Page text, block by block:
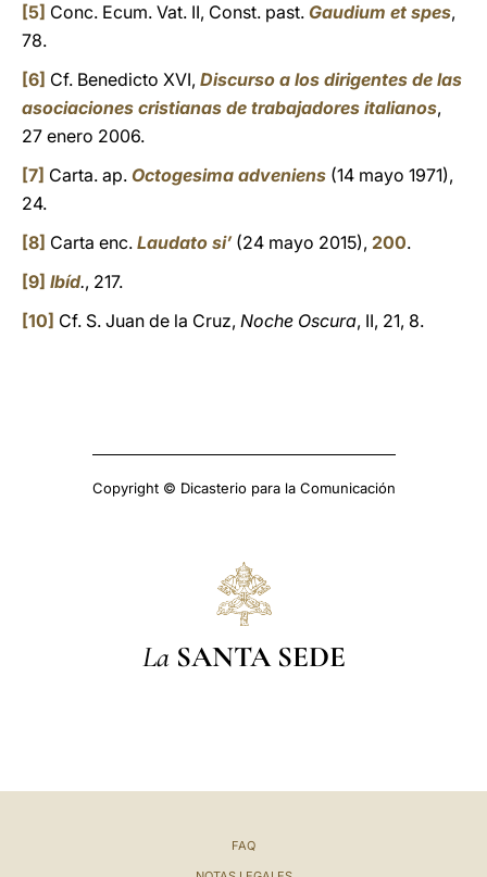
[5] Conc. Ecum. Vat. II, Const. past. Gaudium et spes,
78.
[6] Cf. Benedicto XVI, Discurso a los dirigentes de las
asociaciones cristianas de trabajadores italianos,
27 enero 2006.
[7] Carta. ap. Octogesima adveniens (14 mayo 1971),
24.
[8] Carta enc. Laudato si’(24 mayo 2015), 200.
[9] Ibíd., 217.
[10] Cf. S. Juan de la Cruz, Noche Oscura, II, 21, 8.
Copyright © Dicasterio para la Comunicación
La SANTA SEDE
FAQ